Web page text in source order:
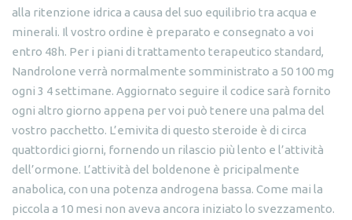
alla ritenzione idrica a causa del suo equilibrio tra acqua e
minerali. Il vostro ordine è preparato e consegnato a voi
entro 48h. Per i piani di trattamento terapeutico standard,
Nandrolone verrà normalmente somministrato a 50 100 mg
ogni 3 4 settimane. Aggiornato seguire il codice sarà fornito
ogni altro giorno appena per voi può tenere una palma del
vostro pacchetto. L’emivita di questo steroide è di circa
quattordici giorni, fornendo un rilascio più lento e l’attività
dell’ormone. L’attività del boldenone è pricipalmente
anabolica, con una potenza androgena bassa. Come mai la
piccola a 10 mesi non aveva ancora iniziato lo svezzamento.